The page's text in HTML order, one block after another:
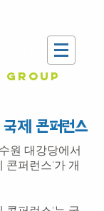
GROUP
제 콘퍼런스
원 대강당에서
콘퍼런스'가 개